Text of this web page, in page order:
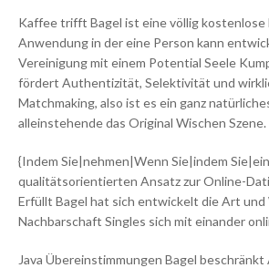
Kaffee trifft Bagel ist eine völlig kostenlose
Anwendung in der eine Person kann
Vereinigung mit einem Potential Seele
fördert Authentizität, Selektivität und
Matchmaking, also ist es ein ganz
alleinstehende das Original Wischen Szene.
{Indem Sie|nehmen|Wenn Sie|indem
qualitätsorientierten Ansatz zur Online-
Erfüllt Bagel hat sich entwickelt die Art und
Nachbarschaft Singles sich mit einander
Java Übereinstimmungen Bagel beschränkt